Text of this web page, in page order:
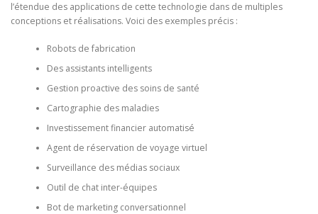
l’étendue des applications de cette technologie dans de multiples
conceptions et réalisations. Voici des exemples précis :
Robots de fabrication
Des assistants intelligents
Gestion proactive des soins de santé
Cartographie des maladies
Investissement financier automatisé
Agent de réservation de voyage virtuel
Surveillance des médias sociaux
Outil de chat inter-équipes
Bot de marketing conversationnel